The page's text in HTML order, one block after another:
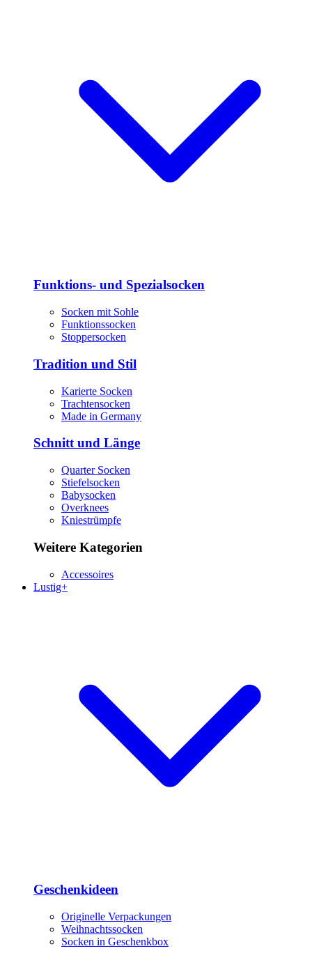
Funktions- und Spezialsocken
Socken mit Sohle
Funktionssocken
Stoppersocken
Tradition und Stil
Karierte Socken
Trachtensocken
Made in Germany
Schnitt und Länge
Quarter Socken
Stiefelsocken
Babysocken
Overknees
Kniestrümpfe
Weitere Kategorien
Accessoires
Lustig+
Geschenkideen
Originelle Verpackungen
Weihnachtssocken
Socken in Geschenkbox